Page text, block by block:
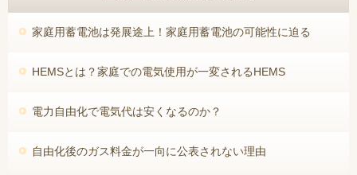
家庭用蓄電池は発展途上！家庭用蓄電池の可能性に迫る
HEMSとは？家庭での電気使用が一変されるHEMS
電力自由化で電気代は安くなるのか？
自由化後のガス料金が一向に公表されない理由